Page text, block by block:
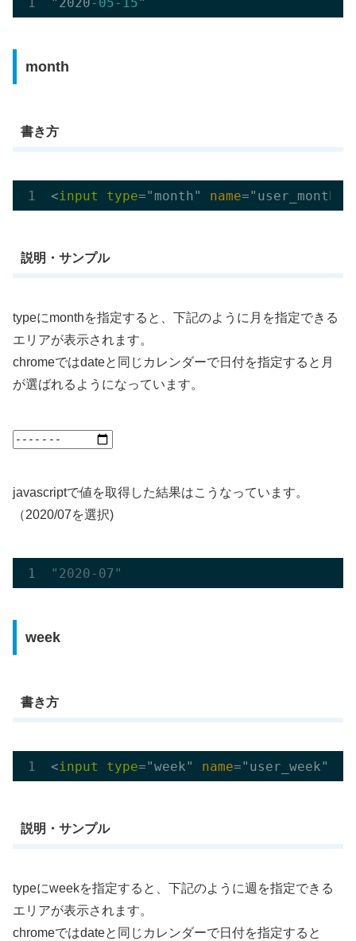
month
書き方
<input type="month" name
説明・サンプル
typeにmonthを指定すると、下記のように月を指定できる
エリアが表示されます。
chromeではdateと同じカレンダーで日付を指定すると月
が選ばれるようになっています。
javascriptで値を取得した結果はこうなっています。
（2020/07を選択)
"2020-07"
week
書き方
<input type="week" name
説明・サンプル
typeにweekを指定すると、下記のように週を指定できる
エリアが表示されます。
chromeではdateと同じカレンダーで日付を指定すると